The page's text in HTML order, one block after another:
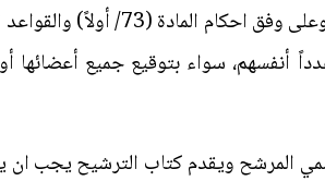
غير أن المؤكد، وعلى
عدداً أنفسهم، سواء بتوقيع جميع
المرشح ويقدم كتاب الترشيح يجب